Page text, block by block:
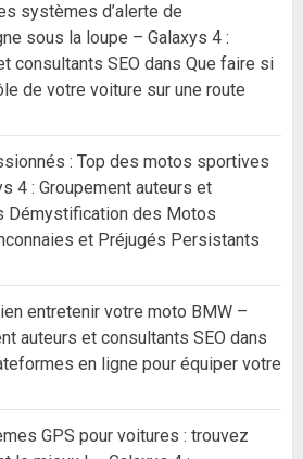
systèmes d’alerte de
sous la loupe – Galaxys 4 :
consultants SEO dans Que faire si
de votre voiture sur une route
: Top des motos sportives
4 : Groupement auteurs et
Démystification des Motos
et Préjugés Persistants
entretenir votre moto BMW –
auteurs et consultants SEO dans
en ligne pour équiper votre
GPS pour voitures : trouvez